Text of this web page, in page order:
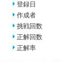
登録日
作成者
挑戦回数
正解回数
正解率